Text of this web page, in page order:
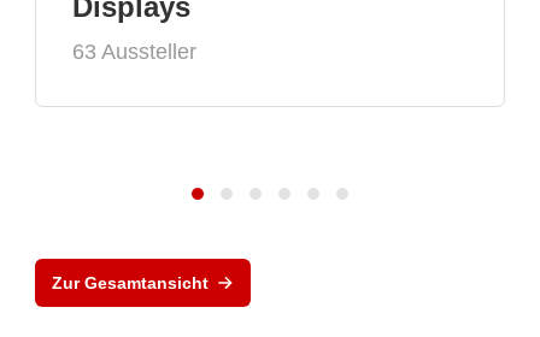
63 Aussteller
Zur Gesamtansicht